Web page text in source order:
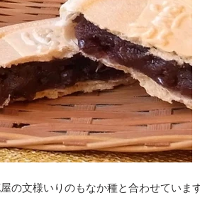
の文様いりのもなか種と合わせています